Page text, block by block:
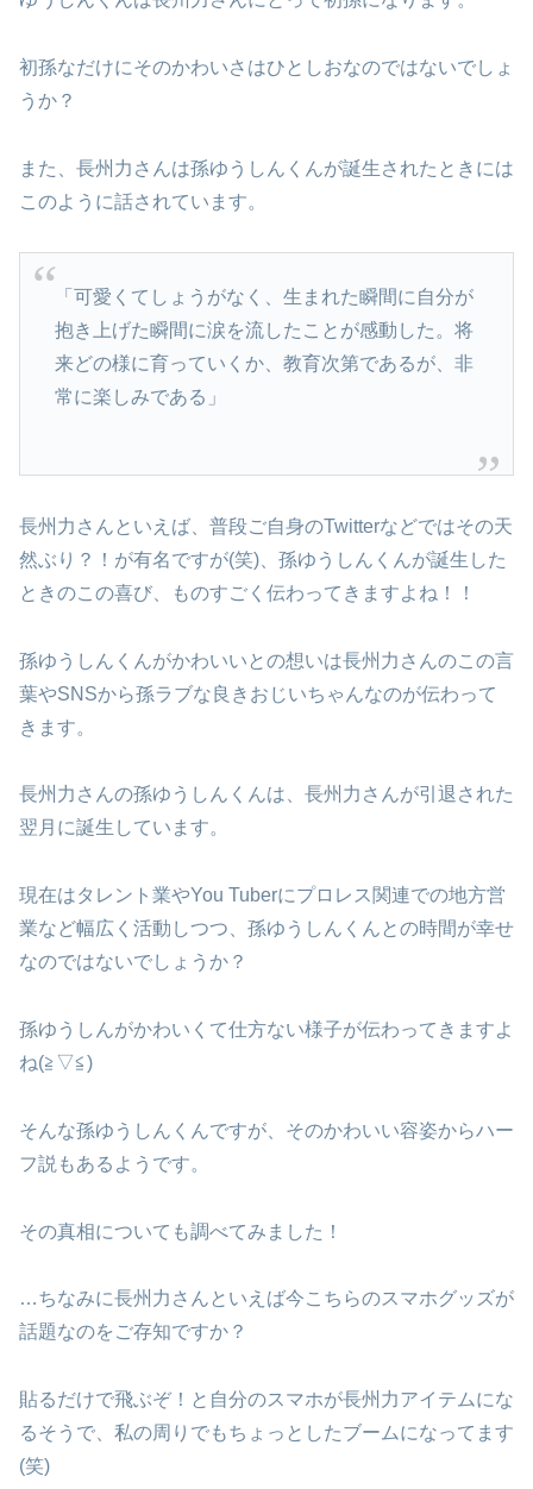
初孫なだけにそのかわいさはひとしおなのではないでしょ
うか？
また、長州力さんは孫ゆうしんくんが誕生されたときには
このように話されています。
「可愛くてしょうがなく、生まれた瞬間に自分が
抱き上げた瞬間に涙を流したことが感動した。将
来どの様に育っていくか、教育次第であるが、非
常に楽しみである」
長州力さんといえば、普段ご自身のTwitterなどではその天
然ぶり？！が有名ですが(笑)、孫ゆうしんくんが誕生した
ときのこの喜び、ものすごく伝わってきますよね！！
孫ゆうしんくんがかわいいとの想いは長州力さんのこの言
葉やSNSから孫ラブな良きおじいちゃんなのが伝わって
きます。
長州力さんの孫ゆうしんくんは、長州力さんが引退された
翌月に誕生しています。
現在はタレント業やYou Tuberにプロレス関連での地方営
業など幅広く活動しつつ、孫ゆうしんくんとの時間が幸せ
なのではないでしょうか？
孫ゆうしんがかわいくて仕方ない様子が伝わってきますよ
ね(≧▽≦)
そんな孫ゆうしんくんですが、そのかわいい容姿からハー
フ説もあるようです。
その真相についても調べてみました！
…ちなみに長州力さんといえば今こちらのスマホグッズが
話題なのをご存知ですか？
貼るだけで飛ぶぞ！と自分のスマホが長州力アイテムにな
るそうで、私の周りでもちょっとしたブームになってます
(笑)